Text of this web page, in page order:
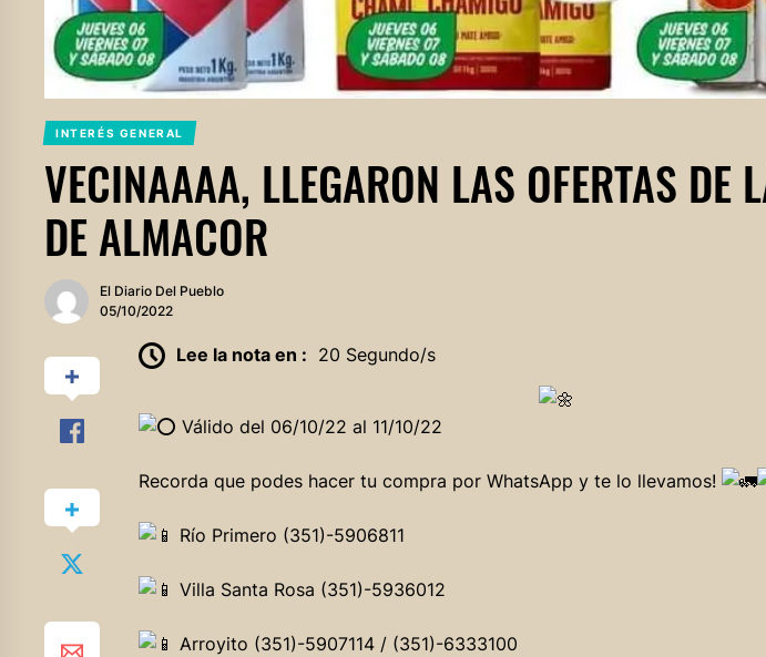
INTERÉS GENERAL
VECINAAAA, LLEGARON LAS OFERTAS DE
DE ALMACOR
El Diario Del Pueblo
05/10/2022
Lee la nota en : 20 Segundo/s
Válido del 06/10/22 al 11/10/22
Recorda que podes hacer tu compra por WhatsApp y te lo llevamos!
Río Primero (351)-5906811
Villa Santa Rosa (351)-5936012
Arroyito (351)-5907114 / (351)-6333100